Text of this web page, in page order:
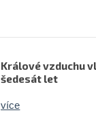
Králové vzduchu
šedesát let
více